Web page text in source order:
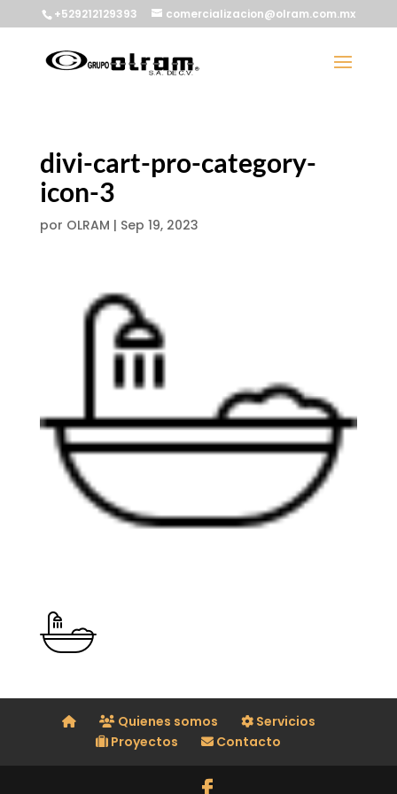
+529212129393 comercializacion@olram.com.mx
divi-cart-pro-category-
icon-3
por OLRAM | Sep 19, 2023
Quienes somos
Servicios
Proyectos
Contacto